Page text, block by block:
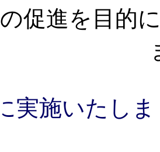
促進を目的
実施いたし